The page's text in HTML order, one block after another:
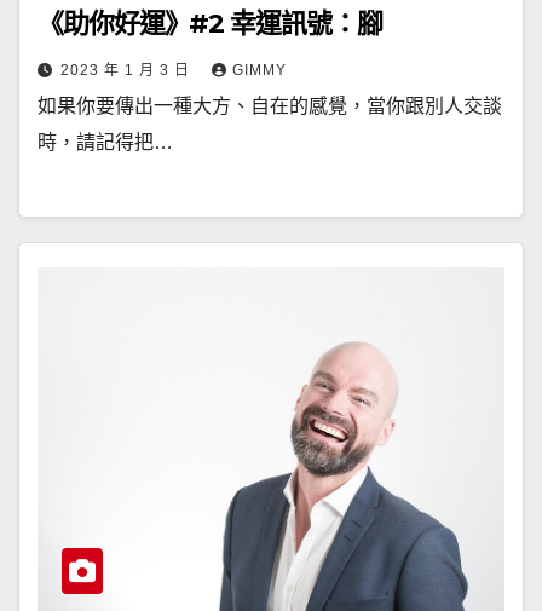
《助你好運》#2 幸運訊號：腳
2023 年 1 月 3 日 GIMMY
如果你要傳出一種大方、自在的感覺，當你跟別人交談
時，請記得把…